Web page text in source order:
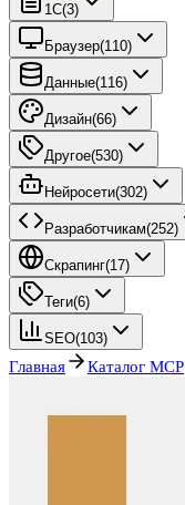
1C(3)
Браузер(110)
Данные(116)
Дизайн(66)
Другое(530)
Нейросети(302)
Разработчикам(252)
Скрапинг(17)
Теги(6)
SEO(103)
Главная Каталог MCP